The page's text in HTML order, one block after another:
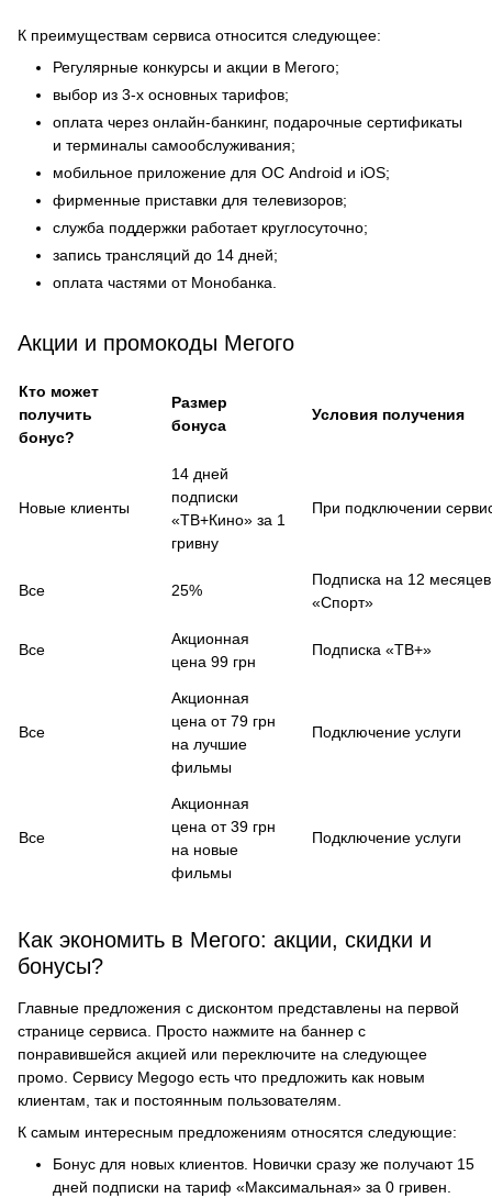
К преимуществам сервиса относится следующее:
Регулярные конкурсы и акции в Мегого;
выбор из 3-х основных тарифов;
оплата через онлайн-банкинг, подарочные сертификаты
и терминалы самообслуживания;
мобильное приложение для ОС Android и iOS;
фирменные приставки для телевизоров;
служба поддержки работает круглосуточно;
запись трансляций до 14 дней;
оплата частями от Монобанка.
Акции и промокоды Мегого
Кто может
получить
бонус?
Размер
бонуса
Условия получения
Новые клиенты
14 дней
подписки
«ТВ+Кино» за 1
гривну
При подключении
Все 25%
Подписка на 12
«Спорт»
Все
Акционная
цена 99 грн
Подписка «ТВ+»
Все
Акционная
цена от 79 грн
на лучшие
фильмы
Подключение услуги
Все
Акционная
цена от 39 грн
на новые
фильмы
Подключение услуги
Как экономить в Мегого: акции, скидки и
бонусы?
Главные предложения с дисконтом представлены на первой
странице сервиса. Просто нажмите на баннер с
понравившейся акцией или переключите на следующее
промо. Сервису Megogo есть что предложить как новым
клиентам, так и постоянным пользователям.
К самым интересным предложениям относятся следующие:
Бонус для новых клиентов. Новички сразу же получают 15
дней подписки на тариф «Максимальная» за 0 гривен.